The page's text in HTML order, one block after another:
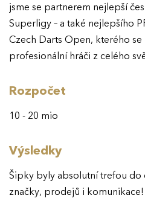
jsme se partnerem nejlepší
Superligy – a také nejlepšího
Czech Darts Open, kterého
profesionální hráči z celého
Rozpočet
10 - 20 mio
Výsledky
Šipky byly absolutní trefou do
značky, prodejů i komunikace!